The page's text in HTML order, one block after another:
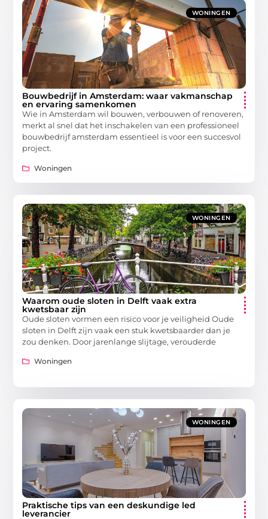
WONINGEN
Bouwbedrijf in Amsterdam: waar vakmanschap
en ervaring samenkomen
Wie in Amsterdam wil bouwen, verbouwen of renoveren,
merkt al snel dat het inschakelen van een professioneel
bouwbedrijf amsterdam essentieel is voor een succesvol
project.
Woningen
WONINGEN
Waarom oude sloten in Delft vaak extra
kwetsbaar zijn
Oude sloten vormen een risico voor je veiligheid Oude
sloten in Delft zijn vaak een stuk kwetsbaarder dan je
zou denken. Door jarenlange slijtage, verouderde
Woningen
WONINGEN
Praktische tips van een deskundige led
leverancier